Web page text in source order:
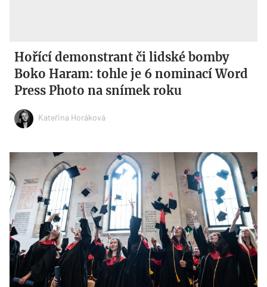
Hořící demonstrant či lidské bomby
Boko Haram: tohle je 6 nominací Word
Press Photo na snímek roku
Kateřina Horáková